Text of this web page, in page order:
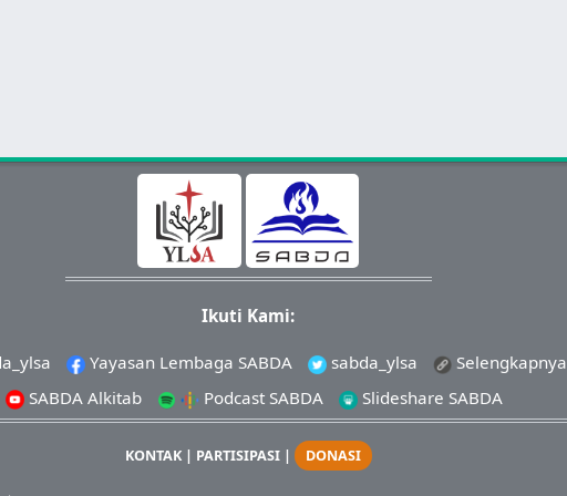
Ikuti Kami:
Yayasan Lembaga SABDA sabda_ylsa
Selengkapnya
SABDA Alkitab
Podcast SABDA Slideshare SABDA
KONTAK| PARTISIPASI| DONASI